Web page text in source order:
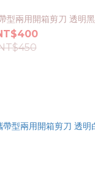
型兩用開箱剪刀 透明黑